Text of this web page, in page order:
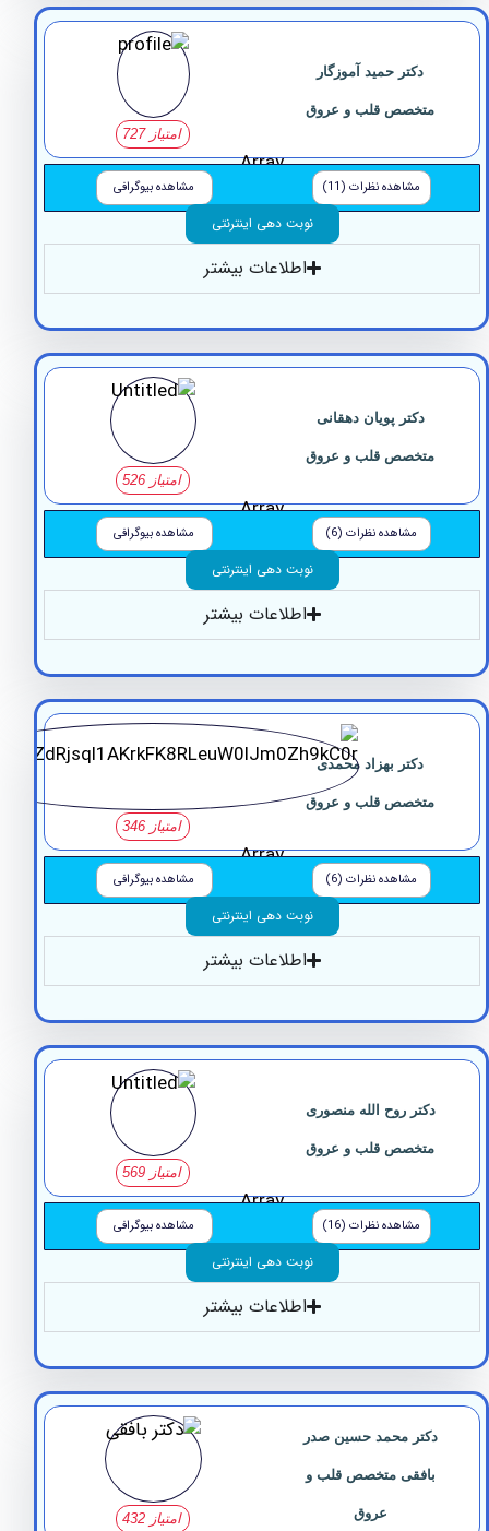
دکتر حمید آموزگار
متخصص قلب و عروق
Array
مشاهده نظرات (11) مشاهده بیوگرافی
نوبت دهی اینترنتی
اطلاعات بیشتر
دکتر پویان دهقانی
متخصص قلب و عروق
Array
مشاهده نظرات (6) مشاهده بیوگرافی
نوبت دهی اینترنتی
اطلاعات بیشتر
دکتر بهزاد محمدی
متخصص قلب و عروق
Array
مشاهده نظرات (6) مشاهده بیوگرافی
نوبت دهی اینترنتی
اطلاعات بیشتر
دکتر روح الله منصوری
متخصص قلب و عروق
Array
مشاهده نظرات (16) مشاهده بیوگرافی
نوبت دهی اینترنتی
اطلاعات بیشتر
محمد حسین صدر
بافقی متخصص قلب و